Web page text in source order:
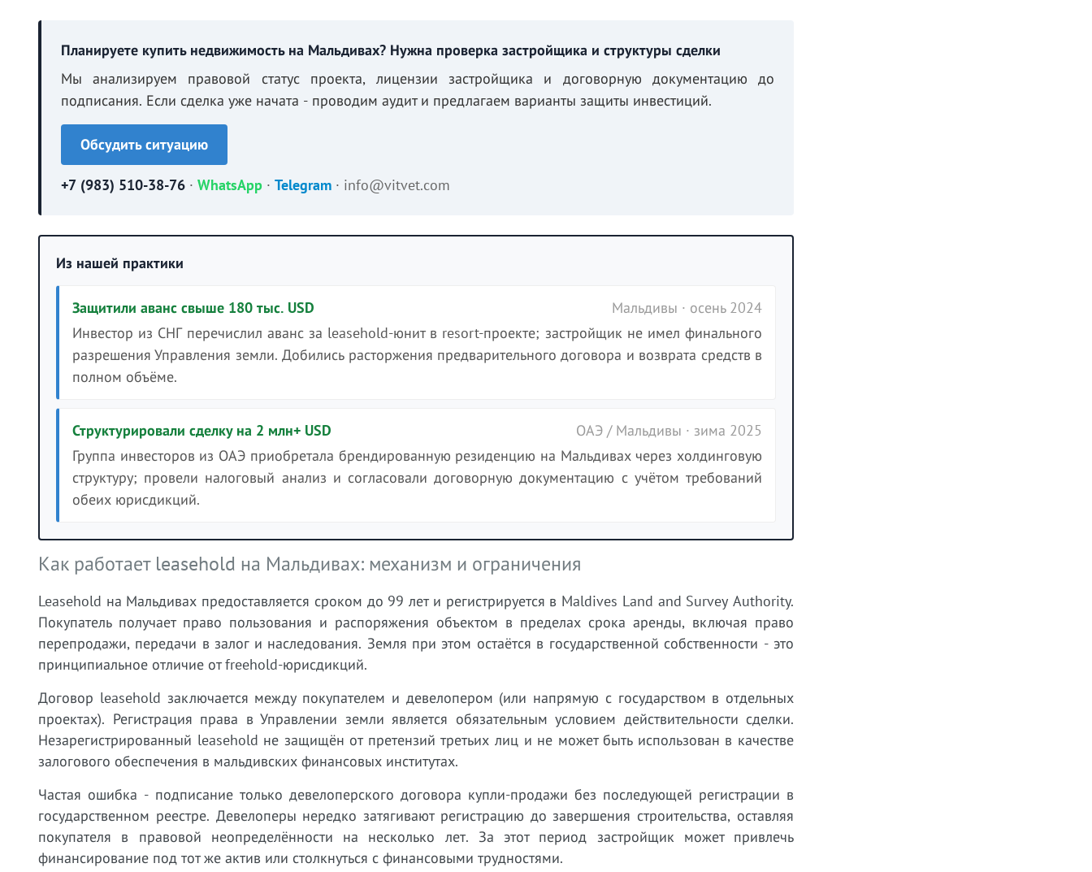
Планируете купить недвижимость на Мальдивах? Нужна проверка застройщика и структуры сделки
Мы анализируем правовой статус проекта, лицензии застройщика и договорную документацию до
подписания. Если сделка уже начата - проводим аудит и предлагаем варианты защиты инвестиций.
Обсудить ситуацию
+7 (983) 510-38-76 · WhatsApp · Telegram · info@vitvet.com
Из нашей практики
Защитили аванс свыше 180 тыс. USD
Мальдивы · осень 2024
Инвестор из СНГ перечислил аванс за leasehold-юнит в resort-проекте; застройщик не имел финального
разрешения Управления земли. Добились расторжения предварительного договора и возврата средств в
полном объёме.
Структурировали сделку на 2 млн+ USD
ОАЭ / Мальдивы · зима 2025
Группа инвесторов из ОАЭ приобретала брендированную резиденцию на Мальдивах через холдинговую
структуру; провели налоговый анализ и согласовали договорную документацию с учётом требований
обеих юрисдикций.
Как работает leasehold на Мальдивах: механизм и ограничения
Leasehold на Мальдивах предоставляется сроком до 99 лет и регистрируется в Maldives Land and Survey Authority.
Покупатель получает право пользования и распоряжения объектом в пределах срока аренды, включая право
перепродажи, передачи в залог и наследования. Земля при этом остаётся в государственной собственности - это
принципиальное отличие от freehold-юрисдикций.
Договор leasehold заключается между покупателем и девелопером (или напрямую с государством в отдельных
проектах). Регистрация права в Управлении земли является обязательным условием действительности сделки.
Незарегистрированный leasehold не защищён от претензий третьих лиц и не может быть использован в качестве
залогового обеспечения в мальдивских финансовых институтах.
Частая ошибка - подписание только девелоперского договора купли-продажи без последующей регистрации в
государственном реестре. Девелоперы нередко затягивают регистрацию до завершения строительства, оставляя
покупателя в правовой неопределённости на несколько лет. За этот период застройщик может привлечь
финансирование под тот же актив или столкнуться с финансовыми трудностями.